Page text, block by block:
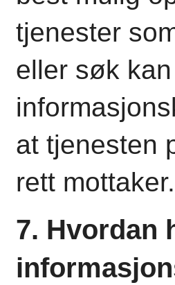
tjenester
eller søk
at tjenesten
rett mottaker.
7. Hvordan